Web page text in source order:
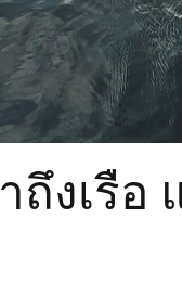
งเรือ